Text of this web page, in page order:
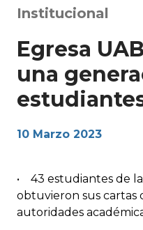
Institucional
Egresa
una
10 Marzo 2023
• 43 estudiantes de
obtuvieron sus cartas
autoridades